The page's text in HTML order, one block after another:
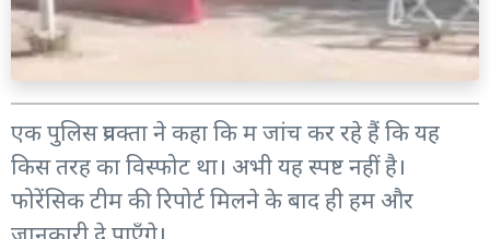
एक पुलिस प्रवक्ता ने कहा कि म जांच कर रहे हैं कि यह
किस तरह का विस्फोट था। अभी यह स्पष्ट नहीं है।
फोरेंसिक टीम की रिपोर्ट मिलने के बाद ही हम और